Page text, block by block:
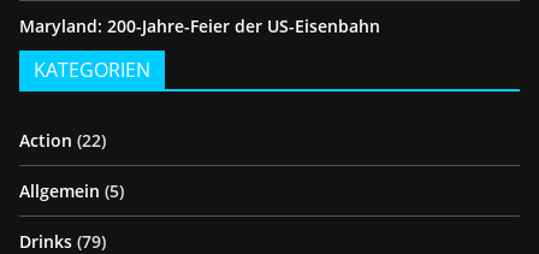
Maryland: 200-Jahre-Feier der US-Eisenbahn
KATEGORIEN
Action (22)
Allgemein (5)
Drinks (79)